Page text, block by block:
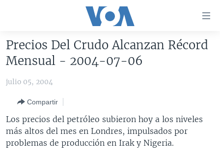
accesibilidad
al
contenido
principal
Salte
navegador
principal
Salte
AMÉRICA DEL NORTE
MÉXICO
HAITÍ
ELECCIONES EEUU
VOTO DIVIDIDO
VOA VERIFICA
VOA VERIFICA UCRANIA/RUSIA
VOA VERIFICA INMIGRACIÓN
VOA VERIFICA AMÉRICA LATINA
AMÉRICA LATINA
ARGENTINA
BOLIVIA
CHINA EN AMÉRICA LATINA
CENTROAMÉRICA
Precios Del Crudo Alcanzan Récord
Mensual - 2004-07-06
julio 05, 2004
Compartir
Los precios del petróleo subieron hoy a los niveles
más altos del mes en Londres, impulsados por
problemas de producción en Irak y Nigeria.